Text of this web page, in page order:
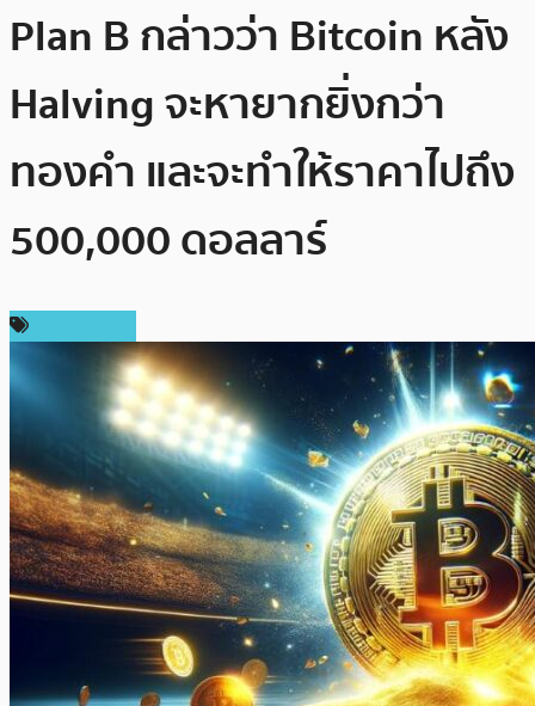
Plan B กล่าวว่า Bitcoin หลัง
Halving จะหายากยิ่งกว่า
ทองคำ และจะทำให้ราคาไปถึง
500,000 ดอลลาร์